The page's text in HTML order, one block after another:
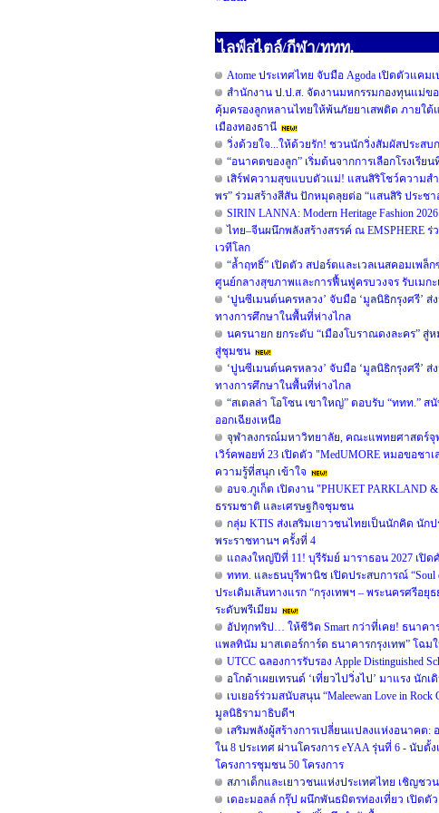
ไลฟ์สไตล์/กีฬา/ททท.
Atome ประเทศไทย จับมือ Agoda เปิดตัวแค
สำนักงาน ป.ป.ส. จัดงานมหกรรมกองทุนแม่
คุ้มครองลูกหลานไทยให้พ้นภัยยาเสพติด ภายใ
เมืองทองธานี
วิ่งด้วยใจ...ให้ด้วยรัก! ชวนนักวิ่งสัมผัสประสบก
“อนาคตของลูก” เริ่มต้นจากการเลือกโรงเรี
เสิร์ฟความสุขแบบตัวแม่! แสนสิริโชว์ความสำเ
พร” ร่วมสร้างสีสัน ปักหมุดลุยต่อ “แสนสิริ ประช
SIRIN LANNA: Modern Heritage Fashion
ไทย–จีนผนึกพลังสร้างสรรค์ ณ EMSPHERE
เวทีโลก
“ล้ำฤทธิ์” เปิดตัว สปอร์ตและเวลเนสคอมเพล็ก
ศูนย์กลางสุขภาพและการฟื้นฟูครบวงจร รับเมกะเ
‘ปูนซีเมนต์นครหลวง’ จับมือ ‘มูลนิธิกรุงศรี’
ทางการศึกษาในพื้นที่ห่างไกล
นครนายก ยกระดับ “เมืองโบราณดงละคร” สู่
สู่ชุมชน
‘ปูนซีเมนต์นครหลวง’ จับมือ ‘มูลนิธิกรุงศรี’
ทางการศึกษาในพื้นที่ห่างไกล
“สเตลล่า โอโซน เขาใหญ่” ตอบรับ “ททท.” สนั
ออกเฉียงเหนือ
จุฬาลงกรณ์มหาวิทยาลัย, คณะแพทยศาสตร์จุ
เวิร์คพอยท์ 23 เปิดตัว "MedUMORE หมอขอชาเ
ความรู้ที่สนุก เข้าใจ
อบจ.ภูเก็ต เปิดงาน "PHUKET PARKLAND
ธรรมชาติ และเศรษฐกิจชุมชน
กลุ่ม KTIS ส่งเสริมเยาวชนไทยเป็นนักคิด นั
พระราชทานฯ ครั้งที่ 4
แถลงใหญ่ปีที่ 11! บุรีรัมย์ มาราธอน 2027 เปิด
ททท. และธนบุรีพานิช เปิดประสบการณ์ “Soul
ประเดิมเส้นทางแรก “กรุงเทพฯ – พระนครศรีอ
ระดับพรีเมียม
อัปทุกทริป… ให้ชีวิต Smart กว่าที่เคย! ธนาคา
แพลทินัม มาสเตอร์การ์ด ธนาคารกรุงเทพ” โฉ
UTCC ฉลองการรับรอง Apple Distinguished
อโกด้าเผยเทรนด์ ‘เที่ยวไปวิ่งไป’ มาแรง นั
เบเยอร์ร่วมสนับสนุน “Maleewan Love in
มูลนิธิรามาธิบดีฯ
เสริมพลังผู้สร้างการเปลี่ยนแปลงแห่งอนาคต
ใน 8 ประเทศ ผ่านโครงการ eYAA รุ่นที่ 6 - นับตั้
โครงการชุมชน 50 โครงการ
สภาเด็กและเยาวชนแห่งประเทศไทย เชิญชว
เดอะมอลล์ กรุ๊ป ผนึกพันธมิตรท่องเที่ยว เปิดตัว